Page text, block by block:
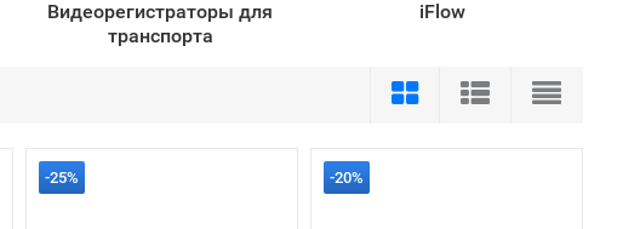
Видеорегистраторы для
транспорта
iFlow
-25% -20%